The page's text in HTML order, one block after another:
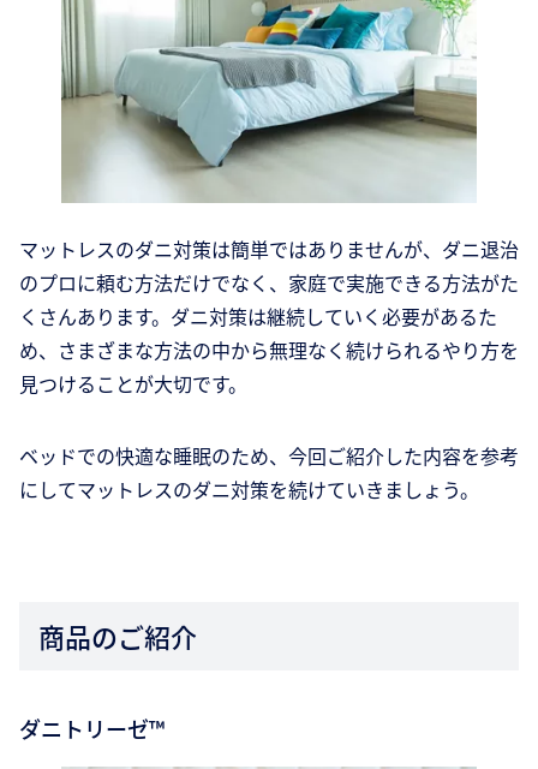
マットレスのダニ対策は簡単ではありませんが、ダニ退治
のプロに頼む方法だけでなく、家庭で実施できる方法がた
くさんあります。ダニ対策は継続していく必要があるた
め、さまざまな方法の中から無理なく続けられるやり方を
見つけることが大切です。
ベッドでの快適な睡眠のため、今回ご紹介した内容を参考
にしてマットレスのダニ対策を続けていきましょう。
商品のご紹介
ダニトリーゼ™